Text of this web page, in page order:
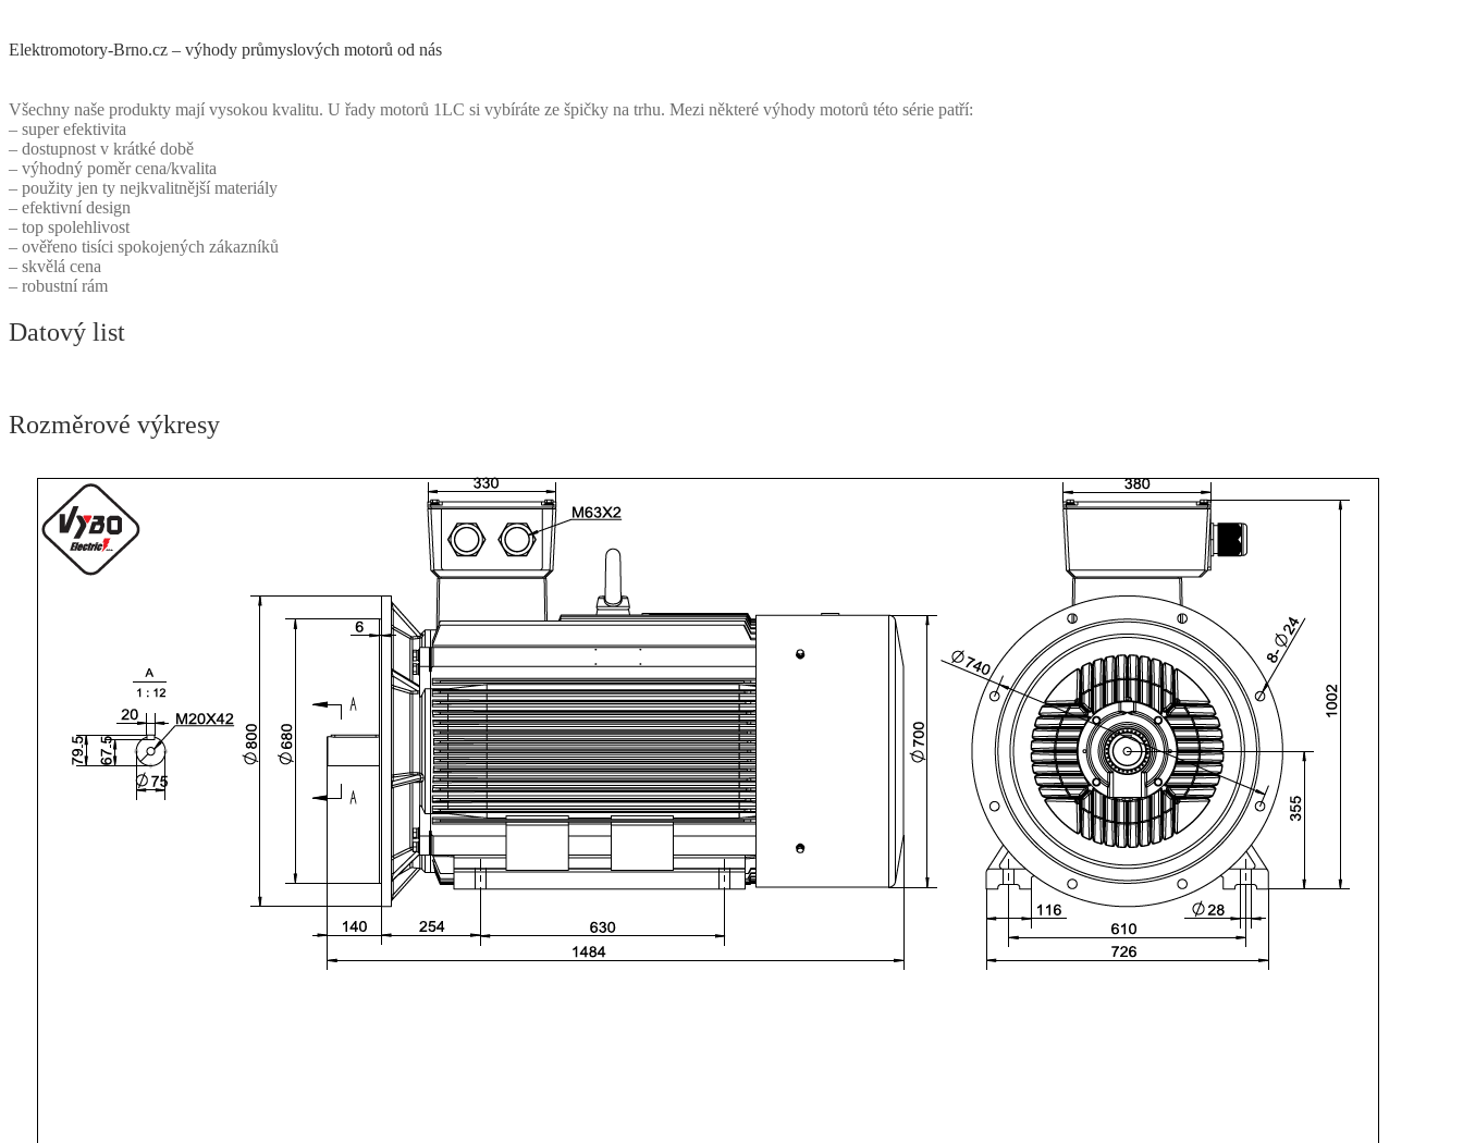
Elektromotory-Brno.cz – výhody průmyslových motorů od nás
Všechny naše produkty mají vysokou kvalitu. U řady motorů 1LC si vybíráte ze špičky na trhu. Mezi některé výhody motorů této série patří:
– super efektivita
– dostupnost v krátké době
– výhodný poměr cena/kvalita
– použity jen ty nejkvalitnější materiály
– efektivní design
– top spolehlivost
– ověřeno tisíci spokojených zákazníků
– skvělá cena
– robustní rám
Datový list
Rozměrové výkresy